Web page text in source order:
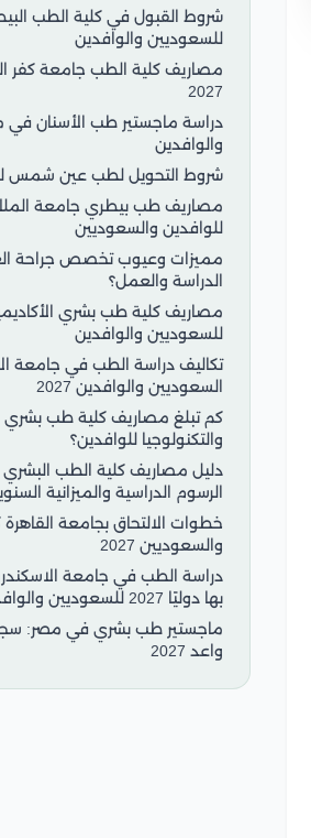
شروط القبول في كلية الطب
للسعوديين والوافدين
مصاريف كلية الطب جامعة كفر
2027
دراسة ماجستير طب الأسنان في
والوافدين
شروط التحويل لطب عين شمس
مصاريف طب بيطري جامعة
للوافدين والسعوديين
مميزات وعيوب تخصص جراحة
الدراسة والعمل؟
مصاريف كلية طب بشري
للسعوديين والوافدين
تكاليف دراسة الطب في جامعة
السعوديين والوافدين 2027
كم تبلغ مصاريف كلية طب بشري
والتكنولوجيا للوافدين؟
دليل مصاريف كلية الطب
الرسوم الدراسية والميزانية
خطوات الالتحاق بجامعة
والسعوديين 2027
دراسة الطب في جامعة
بها دوليًا 2027 للسعوديين والوافدين
ماجستير طب بشري في مصر:
واعد 2027